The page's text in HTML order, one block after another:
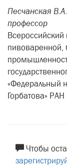
Песчанская
профессор
Всероссийский
пивоваренной,
«Федеральный
Горбатова» РАН
Чтобы